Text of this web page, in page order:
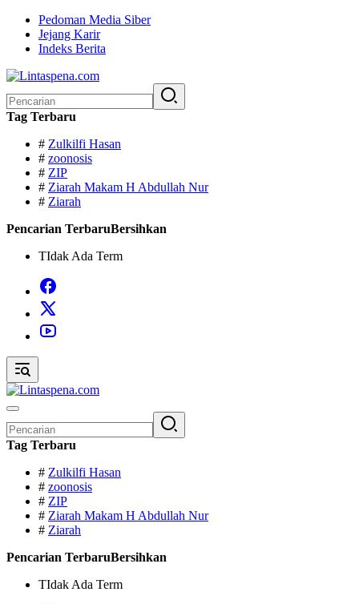
Langsung
konten
Pedoman Media Siber
Jejang Karir
Indeks Berita
untuk:
Tag Terbaru
# Zulkilfi Hasan
# zoonosis
# ZIP
# Ziarah Makam H Abdullah Nur
# Ziarah
Pencarian TerbaruBersihkan
TIdak Ada Term
untuk:
Tag Terbaru
# Zulkilfi Hasan
# zoonosis
# ZIP
# Ziarah Makam H Abdullah Nur
# Ziarah
Pencarian TerbaruBersihkan
TIdak Ada Term